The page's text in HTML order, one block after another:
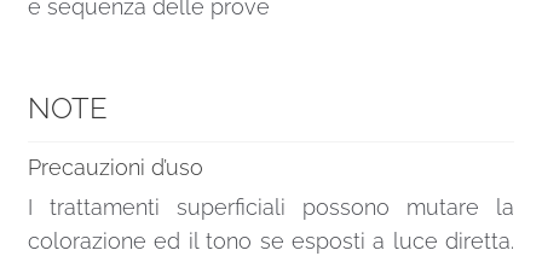
e sequenza delle prove
NOTE
Precauzioni d’uso
I trattamenti superficiali possono mutare la
colorazione ed il tono se esposti a luce diretta.